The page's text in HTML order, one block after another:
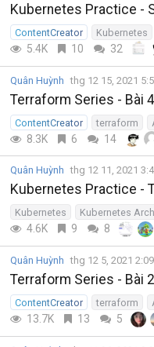
Kubernetes Practice -
ContentCreator Kubernetes
5.4K 10 32
Quân Huỳnh thg 12 15, 2021
Terraform Series - Bài
ContentCreator terraform
8.3K 6 14
Quân Huỳnh thg 12 11, 2021
Kubernetes Practice -
Kubernetes Kubernetes
4.6K 9 8
Quân Huỳnh thg 12 5, 2021
Terraform Series - Bài
ContentCreator terraform
13.7K 13 5